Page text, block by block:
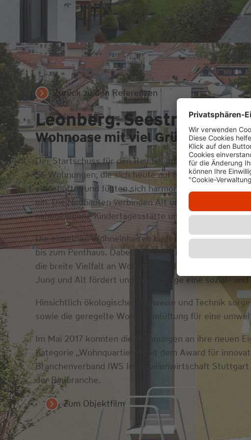
Zurück zu den Referenzen
Leonberg. Seestr. 80.
Wohnoase mit viel Grün.
Der Startschuss für den Bau fiel im Sommer 2015.
56 Wohnungen, die sich heute auf fünf Punkthäuser
eingebettet und fügten sich harmonisch in die
ein. Die Neubauten verbinden Alt und Neu, in deren
nahegelegene Kindertagesstätte und ein in das
Die einzelnen Wohneinheiten bieten zwischen 55,8
bis zum Penthaus. Dabei sind sämtliche
die breite Vielfalt an Wohnungsgrößen macht unser
Jung und Alt fördert und in der Folge eine sozial-
Hinsichtlich ökologischer Bauweise und Technik
sowie die geregelte Wohnraumlüftung für eine
Im Mai 2017 konnten die Wohnungen an ihre neuen
Kategorie „Wohnquartiere“ mit dem Award für
Branchenverband IWS Immobilienwirtschaft
der Baubranche.
Zum Objektfilm